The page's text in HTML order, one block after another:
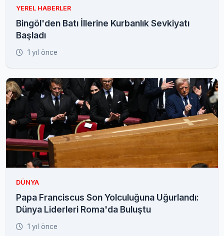
YEREL HABERLER
Bingöl'den Batı İllerine Kurbanlık Sevkiyatı
Başladı
1 yıl önce
DÜNYA
Papa Franciscus Son Yolculuğuna Uğurlandı:
Dünya Liderleri Roma'da Buluştu
1 yıl önce